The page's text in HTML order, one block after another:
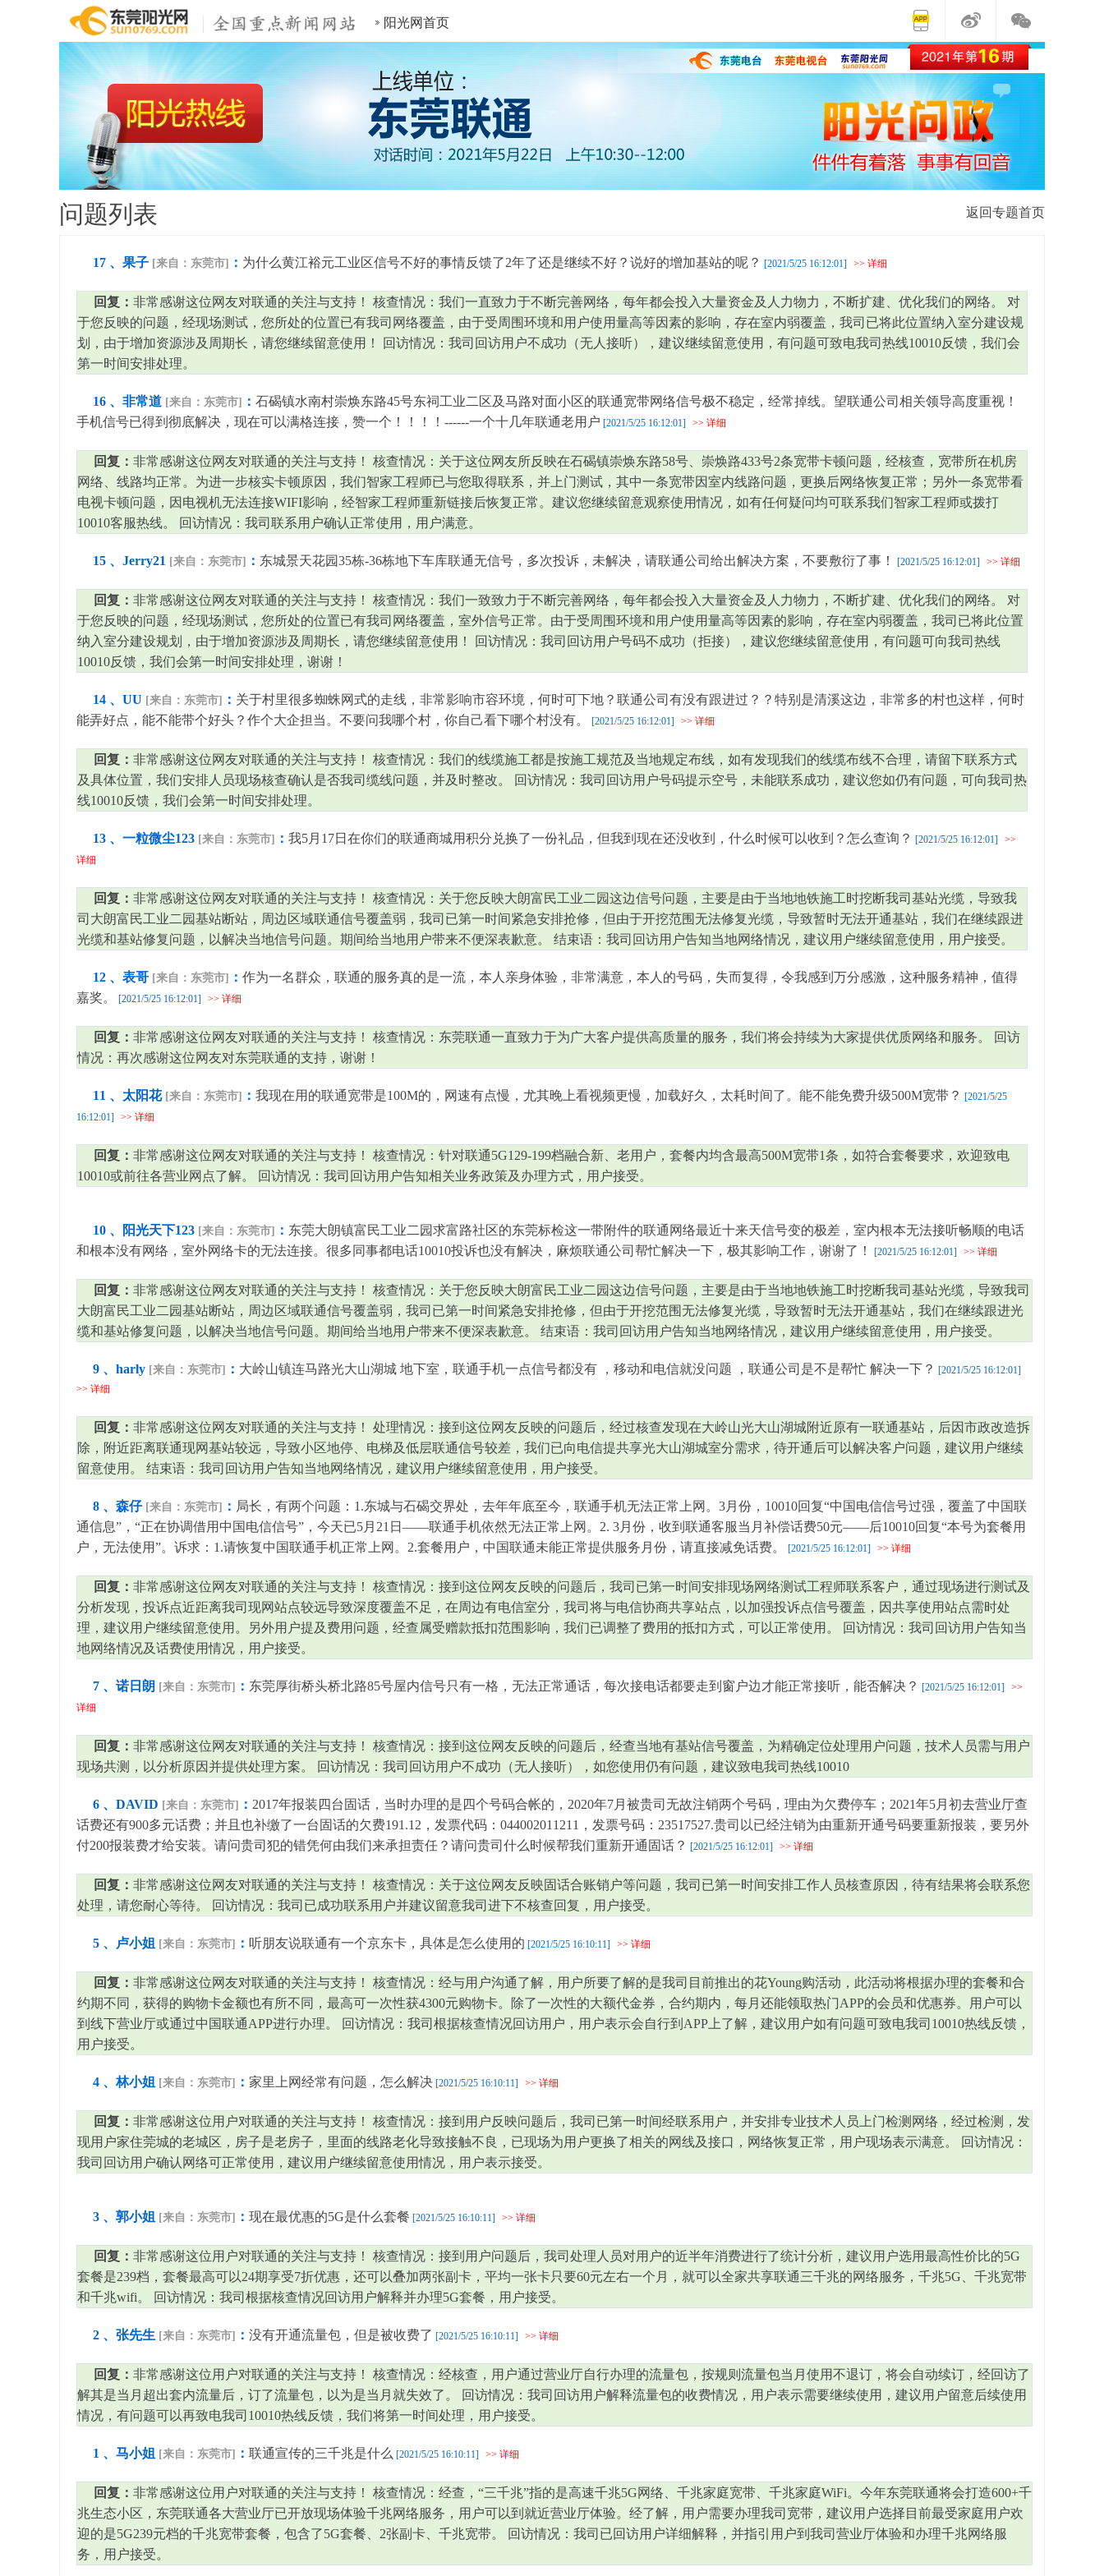
阳光网首页
问题列表 返回专题首页
17 、果子 [来自：东莞市] ： 为什么黄江裕元工业区信号不好的事情反馈了2年了还是继续不好？说好的增加基站的呢？ [2021/5/25 16:12:01] >> 详细
回复： 非常感谢这位网友对联通的关注与支持！ 核查情况：我们一直致力于不断完善网络，每年都会投入大量资金及人力物力，不断扩建、优化我们的网络。 对
于您反映的问题，经现场测试，您所处的位置已有我司网络覆盖，由于受周围环境和用户使用量高等因素的影响，存在室内弱覆盖，我司已将此位置纳入室分建设规
划，由于增加资源涉及周期长，请您继续留意使用！ 回访情况：我司回访用户不成功（无人接听），建议继续留意使用，有问题可致电我司热线10010反馈，我们会
第一时间安排处理。
16 、非常道 [来自：东莞市] ： 石碣镇水南村崇焕东路45号东祠工业二区及马路对面小区的联通宽带网络信号极不稳定，经常掉线。望联通公司相关领导高度重视！
手机信号已得到彻底解决，现在可以满格连接，赞一个！！！！------一个十几年联通老用户 [2021/5/25 16:12:01] >> 详细
回复： 非常感谢这位网友对联通的关注与支持！ 核查情况：关于这位网友所反映在石碣镇崇焕东路58号、崇焕路433号2条宽带卡顿问题，经核查，宽带所在机房
网络、线路均正常。为进一步核实卡顿原因，我们智家工程师已与您取得联系，并上门测试，其中一条宽带因室内线路问题，更换后网络恢复正常；另外一条宽带看
电视卡顿问题，因电视机无法连接WIFI影响，经智家工程师重新链接后恢复正常。建议您继续留意观察使用情况，如有任何疑问均可联系我们智家工程师或拨打
10010客服热线。 回访情况：我司联系用户确认正常使用，用户满意。
15 、Jerry21 [来自：东莞市] ： 东城景天花园35栋-36栋地下车库联通无信号，多次投诉，未解决，请联通公司给出解决方案，不要敷衍了事！ [2021/5/25 16:12:01] >> 详细
回复： 非常感谢这位网友对联通的关注与支持！ 核查情况：我们一致致力于不断完善网络，每年都会投入大量资金及人力物力，不断扩建、优化我们的网络。 对
于您反映的问题，经现场测试，您所处的位置已有我司网络覆盖，室外信号正常。由于受周围环境和用户使用量高等因素的影响，存在室内弱覆盖，我司已将此位置
纳入室分建设规划，由于增加资源涉及周期长，请您继续留意使用！ 回访情况：我司回访用户号码不成功（拒接），建议您继续留意使用，有问题可向我司热线
10010反馈，我们会第一时间安排处理，谢谢！
14 、UU [来自：东莞市] ： 关于村里很多蜘蛛网式的走线，非常影响市容环境，何时可下地？联通公司有没有跟进过？？特别是清溪这边，非常多的村也这样，何时
能弄好点，能不能带个好头？作个大企担当。不要问我哪个村，你自己看下哪个村没有。
[2021/5/25 16:12:01] >> 详细
回复： 非常感谢这位网友对联通的关注与支持！ 核查情况：我们的线缆施工都是按施工规范及当地规定布线，如有发现我们的线缆布线不合理，请留下联系方式
及具体位置，我们安排人员现场核查确认是否我司缆线问题，并及时整改。 回访情况：我司回访用户号码提示空号，未能联系成功，建议您如仍有问题，可向我司热
线10010反馈，我们会第一时间安排处理。
13 、一粒微尘123 [来自：东莞市] ： 我5月17日在你们的联通商城用积分兑换了一份礼品，但我到现在还没收到，什么时候可以收到？怎么查询？ [2021/5/25 16:12:01]
>>
详细
回复： 非常感谢这位网友对联通的关注与支持！ 核查情况：关于您反映大朗富民工业二园这边信号问题，主要是由于当地地铁施工时挖断我司基站光缆，导致我
司大朗富民工业二园基站断站，周边区域联通信号覆盖弱，我司已第一时间紧急安排抢修，但由于开挖范围无法修复光缆，导致暂时无法开通基站，我们在继续跟进
光缆和基站修复问题，以解决当地信号问题。期间给当地用户带来不便深表歉意。 结束语：我司回访用户告知当地网络情况，建议用户继续留意使用，用户接受。
12 、表哥 [来自：东莞市] ： 作为一名群众，联通的服务真的是一流，本人亲身体验，非常满意，本人的号码，失而复得，令我感到万分感激，这种服务精神，值得
嘉奖。
[2021/5/25 16:12:01] >> 详细
回复： 非常感谢这位网友对联通的关注与支持！ 核查情况：东莞联通一直致力于为广大客户提供高质量的服务，我们将会持续为大家提供优质网络和服务。 回访
情况：再次感谢这位网友对东莞联通的支持，谢谢！
11 、太阳花[来自：东莞市] ： 我现在用的联通宽带是100M的，网速有点慢，尤其晚上看视频更慢，加载好久，太耗时间了。能不能免费升级500M宽带？ [2021/5/25
16:12:01]
>> 详细
回复： 非常感谢这位网友对联通的关注与支持！ 核查情况：针对联通5G129-199档融合新、老用户，套餐内均含最高500M宽带1条，如符合套餐要求，欢迎致电
10010或前往各营业网点了解。 回访情况：我司回访用户告知相关业务政策及办理方式，用户接受。
10 、阳光天下123 [来自：东莞市] ： 东莞大朗镇富民工业二园求富路社区的东莞标检这一带附件的联通网络最近十来天信号变的极差，室内根本无法接听畅顺的电话
和根本没有网络，室外网络卡的无法连接。很多同事都电话10010投诉也没有解决，麻烦联通公司帮忙解决一下，极其影响工作，谢谢了！
[2021/5/25 16:12:01] >> 详细
回复： 非常感谢这位网友对联通的关注与支持！ 核查情况：关于您反映大朗富民工业二园这边信号问题，主要是由于当地地铁施工时挖断我司基站光缆，导致我司
大朗富民工业二园基站断站，周边区域联通信号覆盖弱，我司已第一时间紧急安排抢修，但由于开挖范围无法修复光缆，导致暂时无法开通基站，我们在继续跟进光
缆和基站修复问题，以解决当地信号问题。期间给当地用户带来不便深表歉意。 结束语：我司回访用户告知当地网络情况，建议用户继续留意使用，用户接受。
9 、harly [来自：东莞市] ： 大岭山镇连马路光大山湖城 地下室，联通手机一点信号都没有 ，移动和电信就没问题 ，联通公司是不是帮忙 解决一下？ [2021/5/25 16:12:01]
>> 详细
回复： 非常感谢这位网友对联通的关注与支持！ 处理情况：接到这位网友反映的问题后，经过核查发现在大岭山光大山湖城附近原有一联通基站，后因市政改造拆
除，附近距离联通现网基站较远，导致小区地停、电梯及低层联通信号较差，我们已向电信提共享光大山湖城室分需求，待开通后可以解决客户问题，建议用户继续
留意使用。 结束语：我司回访用户告知当地网络情况，建议用户继续留意使用，用户接受。
8 、森仔[来自：东莞市] ： 局长，有两个问题：1.东城与石碣交界处，去年年底至今，联通手机无法正常上网。3月份，10010回复“中国电信信号过强，覆盖了中国联
通信息”，“正在协调借用中国电信信号”，今天已5月21日——联通手机依然无法正常上网。2. 3月份，收到联通客服当月补偿话费50元——后10010回复“本号为套餐用
户，无法使用”。诉求：1.请恢复中国联通手机正常上网。2.套餐用户，中国联通未能正常提供服务月份，请直接减免话费。
[2021/5/25 16:12:01] >> 详细
回复： 非常感谢这位网友对联通的关注与支持！ 核查情况：接到这位网友反映的问题后，我司已第一时间安排现场网络测试工程师联系客户，通过现场进行测试及
分析发现，投诉点近距离我司现网站点较远导致深度覆盖不足，在周边有电信室分，我司将与电信协商共享站点，以加强投诉点信号覆盖，因共享使用站点需时处
理，建议用户继续留意使用。另外用户提及费用问题，经查属受赠款抵扣范围影响，我们已调整了费用的抵扣方式，可以正常使用。 回访情况：我司回访用户告知当
地网络情况及话费使用情况，用户接受。
7 、诺日朗 [来自：东莞市] ： 东莞厚街桥头桥北路85号屋内信号只有一格，无法正常通话，每次接电话都要走到窗户边才能正常接听，能否解决？ [2021/5/25 16:12:01]
>>
详细
回复： 非常感谢这位网友对联通的关注与支持！ 核查情况：接到这位网友反映的问题后，经查当地有基站信号覆盖，为精确定位处理用户问题，技术人员需与用户
现场共测，以分析原因并提供处理方案。 回访情况：我司回访用户不成功（无人接听），如您使用仍有问题，建议致电我司热线10010
6 、DAVID [来自：东莞市] ： 2017年报装四台固话，当时办理的是四个号码合帐的，2020年7月被贵司无故注销两个号码，理由为欠费停车；2021年5月初去营业厅查
话费还有900多元话费；并且也补缴了一台固话的欠费191.12，发票代码：044002011211，发票号码：23517527.贵司以已经注销为由重新开通号码要重新报装，要另外
付200报装费才给安装。请问贵司犯的错凭何由我们来承担责任？请问贵司什么时候帮我们重新开通固话？ [2021/5/25 16:12:01] >> 详细
回复： 非常感谢这位网友对联通的关注与支持！ 核查情况：关于这位网友反映固话合账销户等问题，我司已第一时间安排工作人员核查原因，待有结果将会联系您
处理，请您耐心等待。 回访情况：我司已成功联系用户并建议留意我司进下不核查回复，用户接受。
5 、卢小姐 [来自：东莞市] ： 听朋友说联通有一个京东卡，具体是怎么使用的 [2021/5/25 16:10:11] >> 详细
回复： 非常感谢这位网友对联通的关注与支持！ 核查情况：经与用户沟通了解，用户所要了解的是我司目前推出的花Young购活动，此活动将根据办理的套餐和合
约期不同，获得的购物卡金额也有所不同，最高可一次性获4300元购物卡。除了一次性的大额代金券，合约期内，每月还能领取热门APP的会员和优惠券。用户可以
到线下营业厅或通过中国联通APP进行办理。 回访情况：我司根据核查情况回访用户，用户表示会自行到APP上了解，建议用户如有问题可致电我司10010热线反馈，
用户接受。
4 、林小姐 [来自：东莞市] ： 家里上网经常有问题，怎么解决 [2021/5/25 16:10:11] >> 详细
回复： 非常感谢这位用户对联通的关注与支持！ 核查情况：接到用户反映问题后，我司已第一时间经联系用户，并安排专业技术人员上门检测网络，经过检测，发
现用户家住莞城的老城区，房子是老房子，里面的线路老化导致接触不良，已现场为用户更换了相关的网线及接口，网络恢复正常，用户现场表示满意。 回访情况：
我司回访用户确认网络可正常使用，建议用户继续留意使用情况，用户表示接受。
3 、郭小姐 [来自：东莞市] ： 现在最优惠的5G是什么套餐 [2021/5/25 16:10:11] >> 详细
回复： 非常感谢这位用户对联通的关注与支持！ 核查情况：接到用户问题后，我司处理人员对用户的近半年消费进行了统计分析，建议用户选用最高性价比的5G
套餐是239档，套餐最高可以24期享受7折优惠，还可以叠加两张副卡，平均一张卡只要60元左右一个月，就可以全家共享联通三千兆的网络服务，千兆5G、千兆宽带
和千兆wifi。 回访情况：我司根据核查情况回访用户解释并办理5G套餐，用户接受。
2 、张先生 [来自：东莞市] ： 没有开通流量包，但是被收费了 [2021/5/25 16:10:11] >> 详细
回复： 非常感谢这位用户对联通的关注与支持！ 核查情况：经核查，用户通过营业厅自行办理的流量包，按规则流量包当月使用不退订，将会自动续订，经回访了
解其是当月超出套内流量后，订了流量包，以为是当月就失效了。 回访情况：我司回访用户解释流量包的收费情况，用户表示需要继续使用，建议用户留意后续使用
情况，有问题可以再致电我司10010热线反馈，我们将第一时间处理，用户接受。
1 、马小姐 [来自：东莞市] ： 联通宣传的三千兆是什么 [2021/5/25 16:10:11] >> 详细
回复： 非常感谢这位用户对联通的关注与支持！ 核查情况：经查，“三千兆”指的是高速千兆5G网络、千兆家庭宽带、千兆家庭WiFi。今年东莞联通将会打造600+千
兆生态小区，东莞联通各大营业厅已开放现场体验千兆网络服务，用户可以到就近营业厅体验。经了解，用户需要办理我司宽带，建议用户选择目前最受家庭用户欢
迎的是5G239元档的千兆宽带套餐，包含了5G套餐、2张副卡、千兆宽带。 回访情况：我司已回访用户详细解释，并指引用户到我司营业厅体验和办理千兆网络服
务，用户接受。